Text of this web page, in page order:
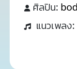
ศิลปิน:
แนวเพลง: